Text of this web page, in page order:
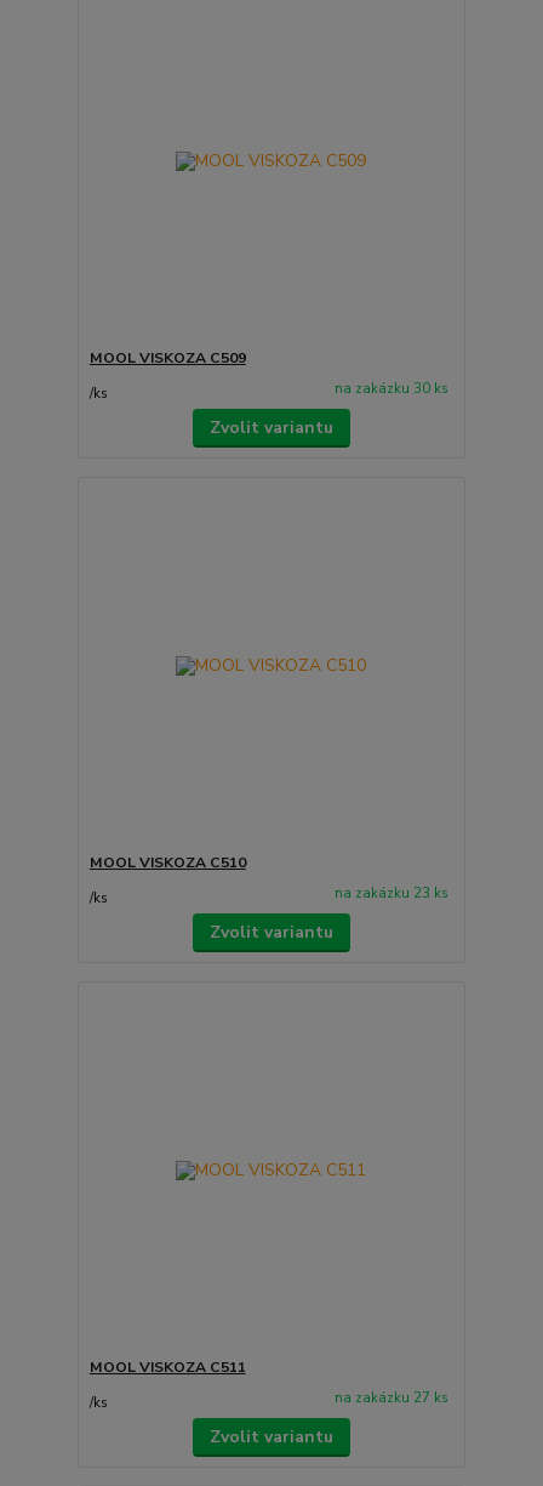
MOOL VISKOZA C509
/ks na zakázku 30 ks
Zvolit variantu
MOOL VISKOZA C510
/ks na zakázku 23 ks
Zvolit variantu
MOOL VISKOZA C511
/ks na zakázku 27 ks
Zvolit variantu